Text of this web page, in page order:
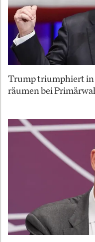
Trump triumphiert in
räumen bei